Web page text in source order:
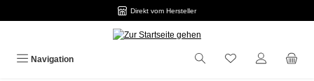
Direkt vom Hersteller
Navigation